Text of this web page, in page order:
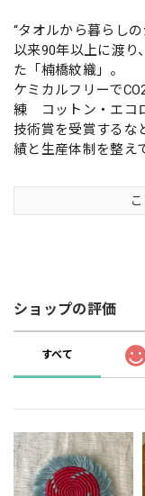
“タオルから暮らし
以来90年以上に渡り
た「楠橋紋織」。
ケミカルフリーで
練 コットン・エコ
技術賞を受賞するな
績と生産体制を整え
ショップの評価
すべて